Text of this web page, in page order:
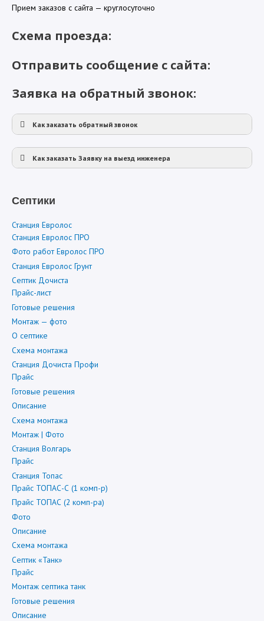
Септики
Станция Евролос
Станция Евролос ПРО
Фото работ Евролос ПРО
Станция Евролос Грунт
Септик Дочиста
Прайс-лист
Готовые решения
Монтаж — фото
О септике
Схема монтажа
Станция Дочиста Профи
Прайс
Готовые решения
Описание
Схема монтажа
Монтаж | Фото
Станция Волгарь
Прайс
Станция Топас
Прайс ТОПАС-С (1 комп-р)
Прайс ТОПАС (2 комп-ра)
Фото
Описание
Схема монтажа
Септик «Танк»
Прайс
Монтаж септика танк
Готовые решения
Описание
Прием заказов с сайта — круглосуточно
Схема проезда:
Отправить сообщение с сайта:
Заявка на обратный звонок:
Как заказать обратный звонок
Закажите обратный звонок
Согласен на обработку персональных данных
Как заказать Заявку на выезд инженера
Согласен на обработку персональных данных